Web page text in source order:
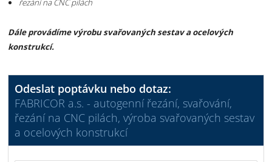
řezání na CNC pilách
Dále provádíme výrobu svařovaných sestav a ocelových
konstrukcí.
Odeslat poptávku nebo dotaz:
FABRICOR a.s. - autogenní řezání, svařování,
řezání na CNC pilách, výroba svařovaných sestav
a ocelových konstrukcí